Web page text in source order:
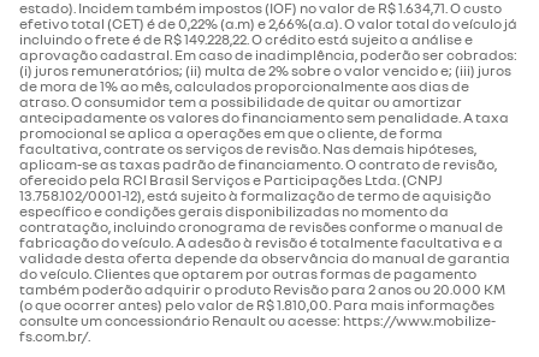
estado). Incidem também impostos (IOF) no valor de R$ 1.634,71. O custo
efetivo total (CET) é de 0,22% (a.m) e 2,66%(a.a). O valor total do veículo já
incluindo o frete é de R$ 149.228,22. O crédito está sujeito a análise e
aprovação cadastral. Em caso de inadimplência, poderão ser cobrados:
(i) juros remuneratórios; (ii) multa de 2% sobre o valor vencido e; (iii) juros
de mora de 1% ao mês, calculados proporcionalmente aos dias de
atraso. O consumidor tem a possibilidade de quitar ou amortizar
antecipadamente os valores do financiamento sem penalidade. A taxa
promocional se aplica a operações em que o cliente, de forma
facultativa, contrate os serviços de revisão. Nas demais hipóteses,
aplicam-se as taxas padrão de financiamento. O contrato de revisão,
oferecido pela RCI Brasil Serviços e Participações Ltda. (CNPJ
13.758.102/0001-12), está sujeito à formalização de termo de aquisição
específico e condições gerais disponibilizadas no momento da
contratação, incluindo cronograma de revisões conforme o manual de
fabricação do veículo. A adesão à revisão é totalmente facultativa e a
validade desta oferta depende da observância do manual de garantia
do veículo. Clientes que optarem por outras formas de pagamento
também poderão adquirir o produto Revisão para 2 anos ou 20.000 KM
(o que ocorrer antes) pelo valor de R$ 1.810,00. Para mais informações
consulte um concessionário Renault ou acesse: https://www.mobilize-
fs.com.br/.